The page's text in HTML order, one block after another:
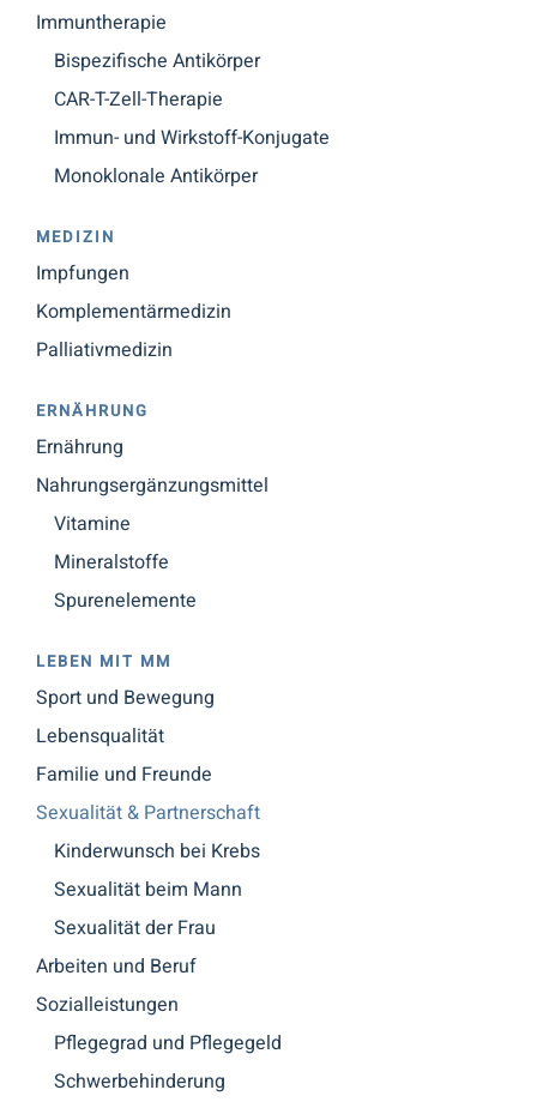
Immuntherapie
Bispezifische Antikörper
CAR-T-Zell-Therapie
Immun- und Wirkstoff-Konjugate
Monoklonale Antikörper
MEDIZIN
Impfungen
Komplementärmedizin
Palliativmedizin
ERNÄHRUNG
Ernährung
Nahrungsergänzungsmittel
Vitamine
Mineralstoffe
Spurenelemente
LEBEN MIT MM
Sport und Bewegung
Lebensqualität
Familie und Freunde
Sexualität & Partnerschaft
Kinderwunsch bei Krebs
Sexualität beim Mann
Sexualität der Frau
Arbeiten und Beruf
Sozialleistungen
Pflegegrad und Pflegegeld
Schwerbehinderung